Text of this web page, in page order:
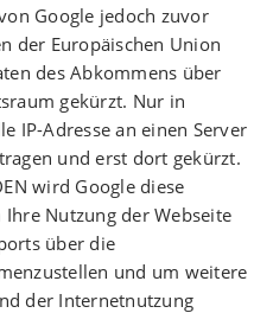
Google jedoch zuvor
der Europäischen Union
des Abkommens über
gekürzt. Nur in
IP-Adresse an einen Server
und erst dort gekürzt.
wird Google diese
Nutzung der Webseite
über die
und um weitere
der Internetnutzung